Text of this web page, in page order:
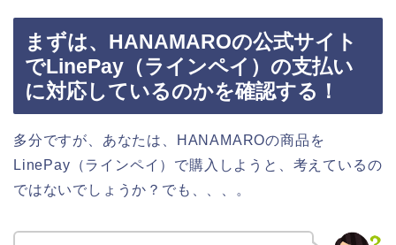
まずは、HANAMAROの公式サイト
でLinePay（ラインペイ）の支払い
に対応しているのかを確認する！
多分ですが、あなたは、HANAMAROの商品を
LinePay（ラインペイ）で購入しようと、考えているの
ではないでしょうか？でも、、、。